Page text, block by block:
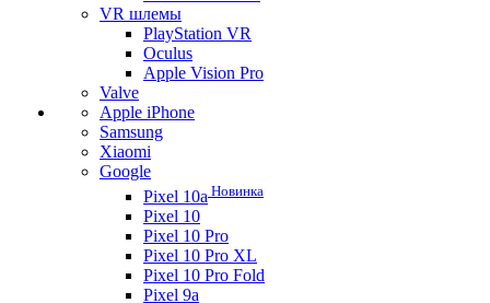
VR шлемы
PlayStation VR
Oculus
Apple Vision Pro
Valve
Apple iPhone
Samsung
Xiaomi
Google
Pixel 10a Новинка
Pixel 10
Pixel 10 Pro
Pixel 10 Pro XL
Pixel 10 Pro Fold
Pixel 9a